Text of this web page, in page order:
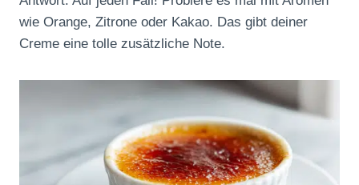
wie Orange, Zitrone oder Kakao. Das gibt deiner
Creme eine tolle zusätzliche Note.